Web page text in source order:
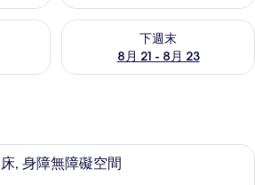
的供應情況
下週末
8月 21 - 8月 23
查看下週末 (8月 21 - 8月 23)
高級寢具、客房內保險箱、書桌、筆
, 身障無障礙空間